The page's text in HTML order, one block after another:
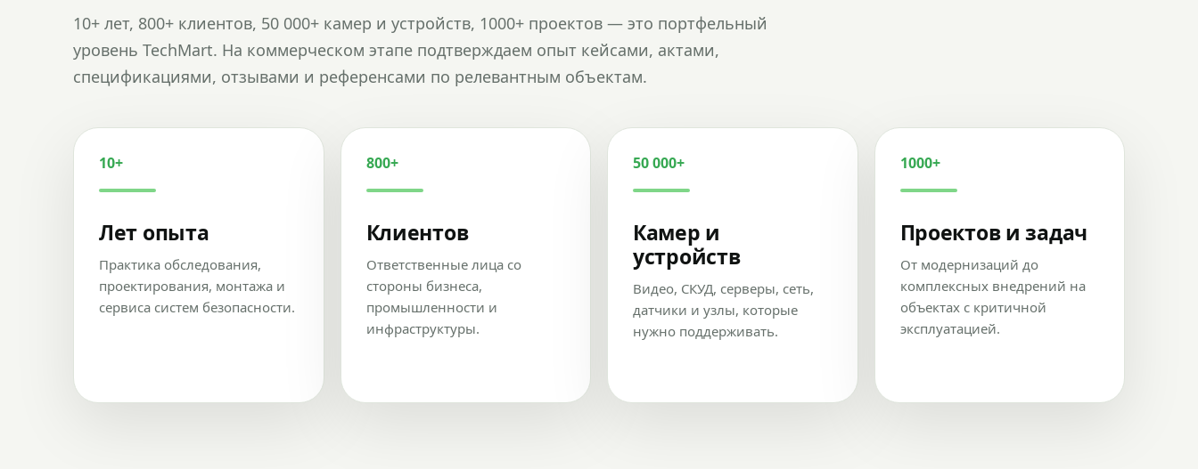
10+ лет, 800+ клиентов, 50 000+ камер и устройств, 1000+ проектов — это портфельный
уровень TechMart. На коммерческом этапе подтверждаем опыт кейсами, актами,
спецификациями, отзывами и референсами по релевантным объектам.
10+
Лет опыта
Практика обследования,
проектирования, монтажа и
сервиса систем безопасности.
800+
Клиентов
Ответственные лица со
стороны бизнеса,
промышленности и
инфраструктуры.
50 000+
Камер и
устройств
Видео, СКУД, серверы, сеть,
датчики и узлы, которые
нужно поддерживать.
1000+
Проектов и задач
От модернизаций до
комплексных внедрений на
объектах с критичной
эксплуатацией.